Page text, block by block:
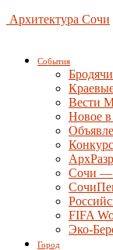
Архитектура Сочи
События
Вести
Новое в
Сочи —
FIFA
Эко-
Город